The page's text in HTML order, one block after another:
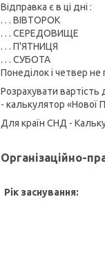
Відправка є в ці дні :
. . . ВІВТОРОК
. . . СЕРЕДОВИЩЕ
. . . П'ЯТНИЦЯ
. . . СУБОТА
Понеділок і четвер
Розрахувати
- калькулятор «Нової
Для країн СНД -
Організаційно-
Рік заснування: